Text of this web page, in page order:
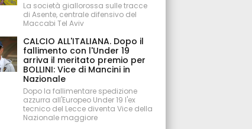
La società giallorossa sulle tracce
di Asente, centrale difensivo del
Maccabi Tel Aviv
CALCIO ALL'ITALIANA. Dopo il
fallimento con l'Under 19
arriva il meritato premio per
BOLLINI: Vice di Mancini in
Nazionale
Dopo la fallimentare spedizione
azzurra all'Europeo Under 19 l'ex
tecnico del Lecce diventa Vice della
Nazionale maggiore